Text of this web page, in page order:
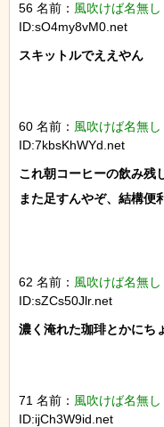
56 名前： 風吹けば名無し
ID:sO4my8vM0.net
スキットルでええやん
60 名前： 風吹けば名無し
ID:7kbsKhWYd.net
これ朝コーヒーの飲み残
また足すんやぞ、結構便
62 名前： 風吹けば名無し
ID:sZCs50Jlr.net
濃く淹れた珈琲とかにち
71 名前： 風吹けば名無し
ID:ijCh3W9id.net